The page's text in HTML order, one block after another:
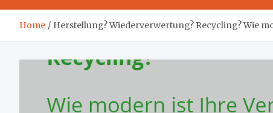
Home Herstellung? Wiederverwertung? Recycling? Wie